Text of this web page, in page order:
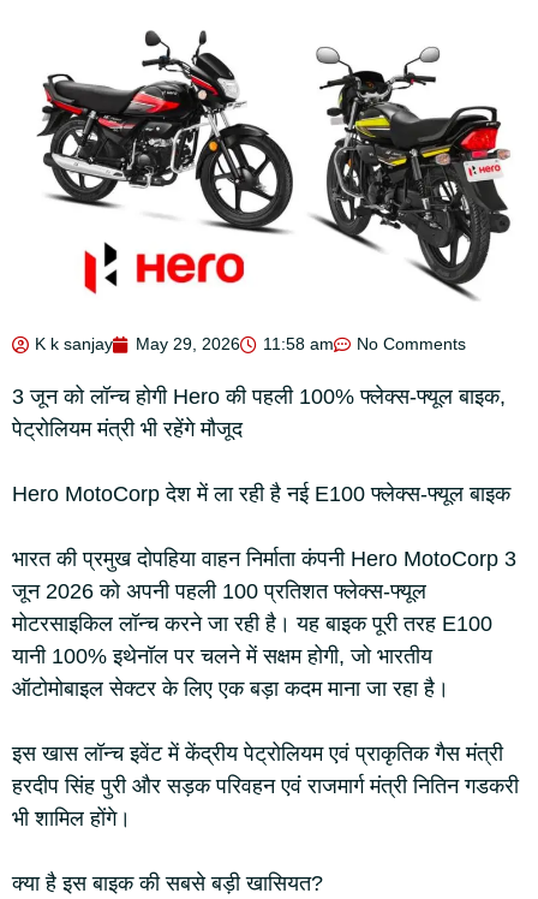
K k sanjay May 29, 2026 11:58 am No Comments
3 जून को लॉन्च होगी Hero की पहली 100% फ्लेक्स-फ्यूल बाइक,
पेट्रोलियम मंत्री भी रहेंगे मौजूद
Hero MotoCorp देश में ला रही है नई E100 फ्लेक्स-फ्यूल बाइक
भारत की प्रमुख दोपहिया वाहन निर्माता कंपनी Hero MotoCorp 3
जून 2026 को अपनी पहली 100 प्रतिशत फ्लेक्स-फ्यूल
मोटरसाइकिल लॉन्च करने जा रही है। यह बाइक पूरी तरह E100
यानी 100% इथेनॉल पर चलने में सक्षम होगी, जो भारतीय
ऑटोमोबाइल सेक्टर के लिए एक बड़ा कदम माना जा रहा है।
इस खास लॉन्च इवेंट में केंद्रीय पेट्रोलियम एवं प्राकृतिक गैस मंत्री
हरदीप सिंह पुरी और सड़क परिवहन एवं राजमार्ग मंत्री नितिन गडकरी
भी शामिल होंगे।
क्या है इस बाइक की सबसे बड़ी खासियत?